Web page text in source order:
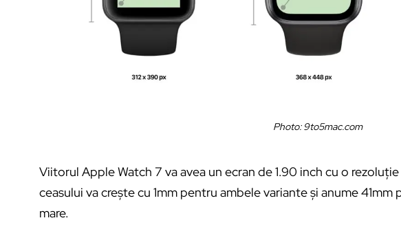
Photo: 9to5mac.com
Viitorul Apple Watch 7 va avea un ecran de 1.90 inch cu o
ceasului va crește cu 1mm pentru ambele variante și anume
mare.